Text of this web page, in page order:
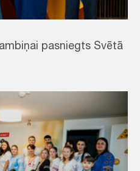
pasniegts Svētā